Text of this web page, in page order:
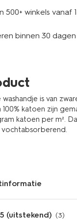
500+ winkels vanaf
binnen 30 dagen
is van
katoen zijn
katoen per m².
vochtabsorberend.
(uitstekend) (3)